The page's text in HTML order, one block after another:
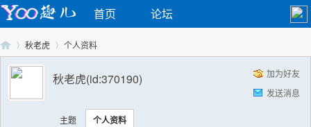
首页 论坛
Yo›
秋老虎 个人资料
加为好友
发送消息
秋老虎(id:370190)
主题 个人资料